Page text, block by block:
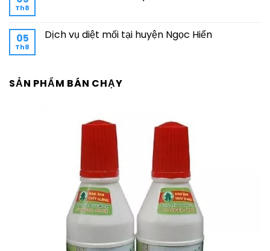
Th8
05
Th8
Dịch vụ diệt mối tại huyện Ngọc Hiển
SẢN PHẨM BÁN CHẠY